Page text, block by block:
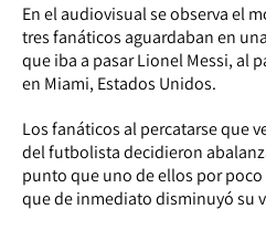
En el audiovisual se observa el
tres fanáticos aguardaban en
que iba a pasar Lionel Messi, al
en Miami, Estados Unidos.
Los fanáticos al percatarse que
del futbolista decidieron
punto que uno de ellos por
que de inmediato disminuyó su